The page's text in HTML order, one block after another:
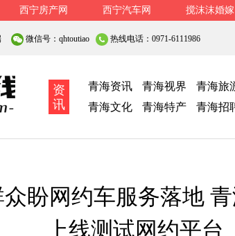
西宁房产网 西宁汽车网 搅沫沫婚嫁
微信号：qhtoutiao 热线电话：0971-6111986
资
讯
青海资讯 青海视界
青海旅
青海文化
青海特产 青海招
众盼网约车服务落地
上线测试网约平台